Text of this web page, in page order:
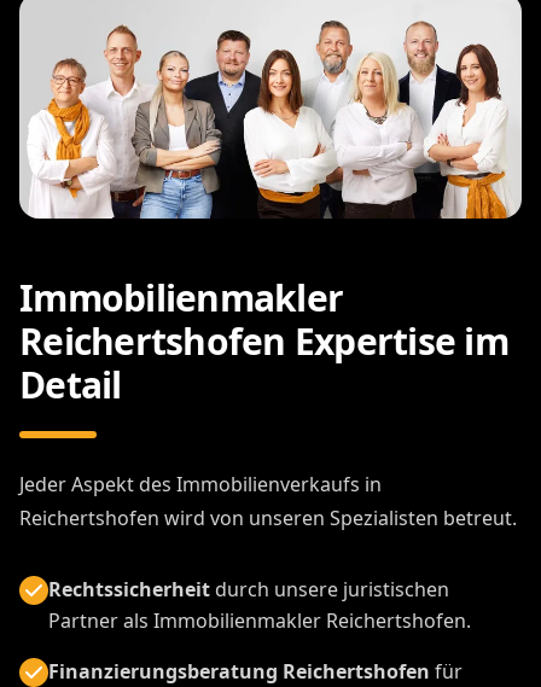
Immobilienmakler
Reichertshofen Expertise im
Detail
Jeder Aspekt des Immobilienverkaufs in
Reichertshofen wird von unseren Spezialisten betreut.
Rechtssicherheitdurch unsere juristischen
Partner als Immobilienmakler Reichertshofen.
Finanzierungsberatung Reichertshofen für